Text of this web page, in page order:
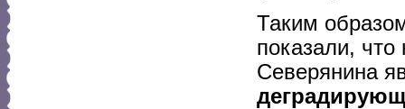
Таким
показали, что
Северянина